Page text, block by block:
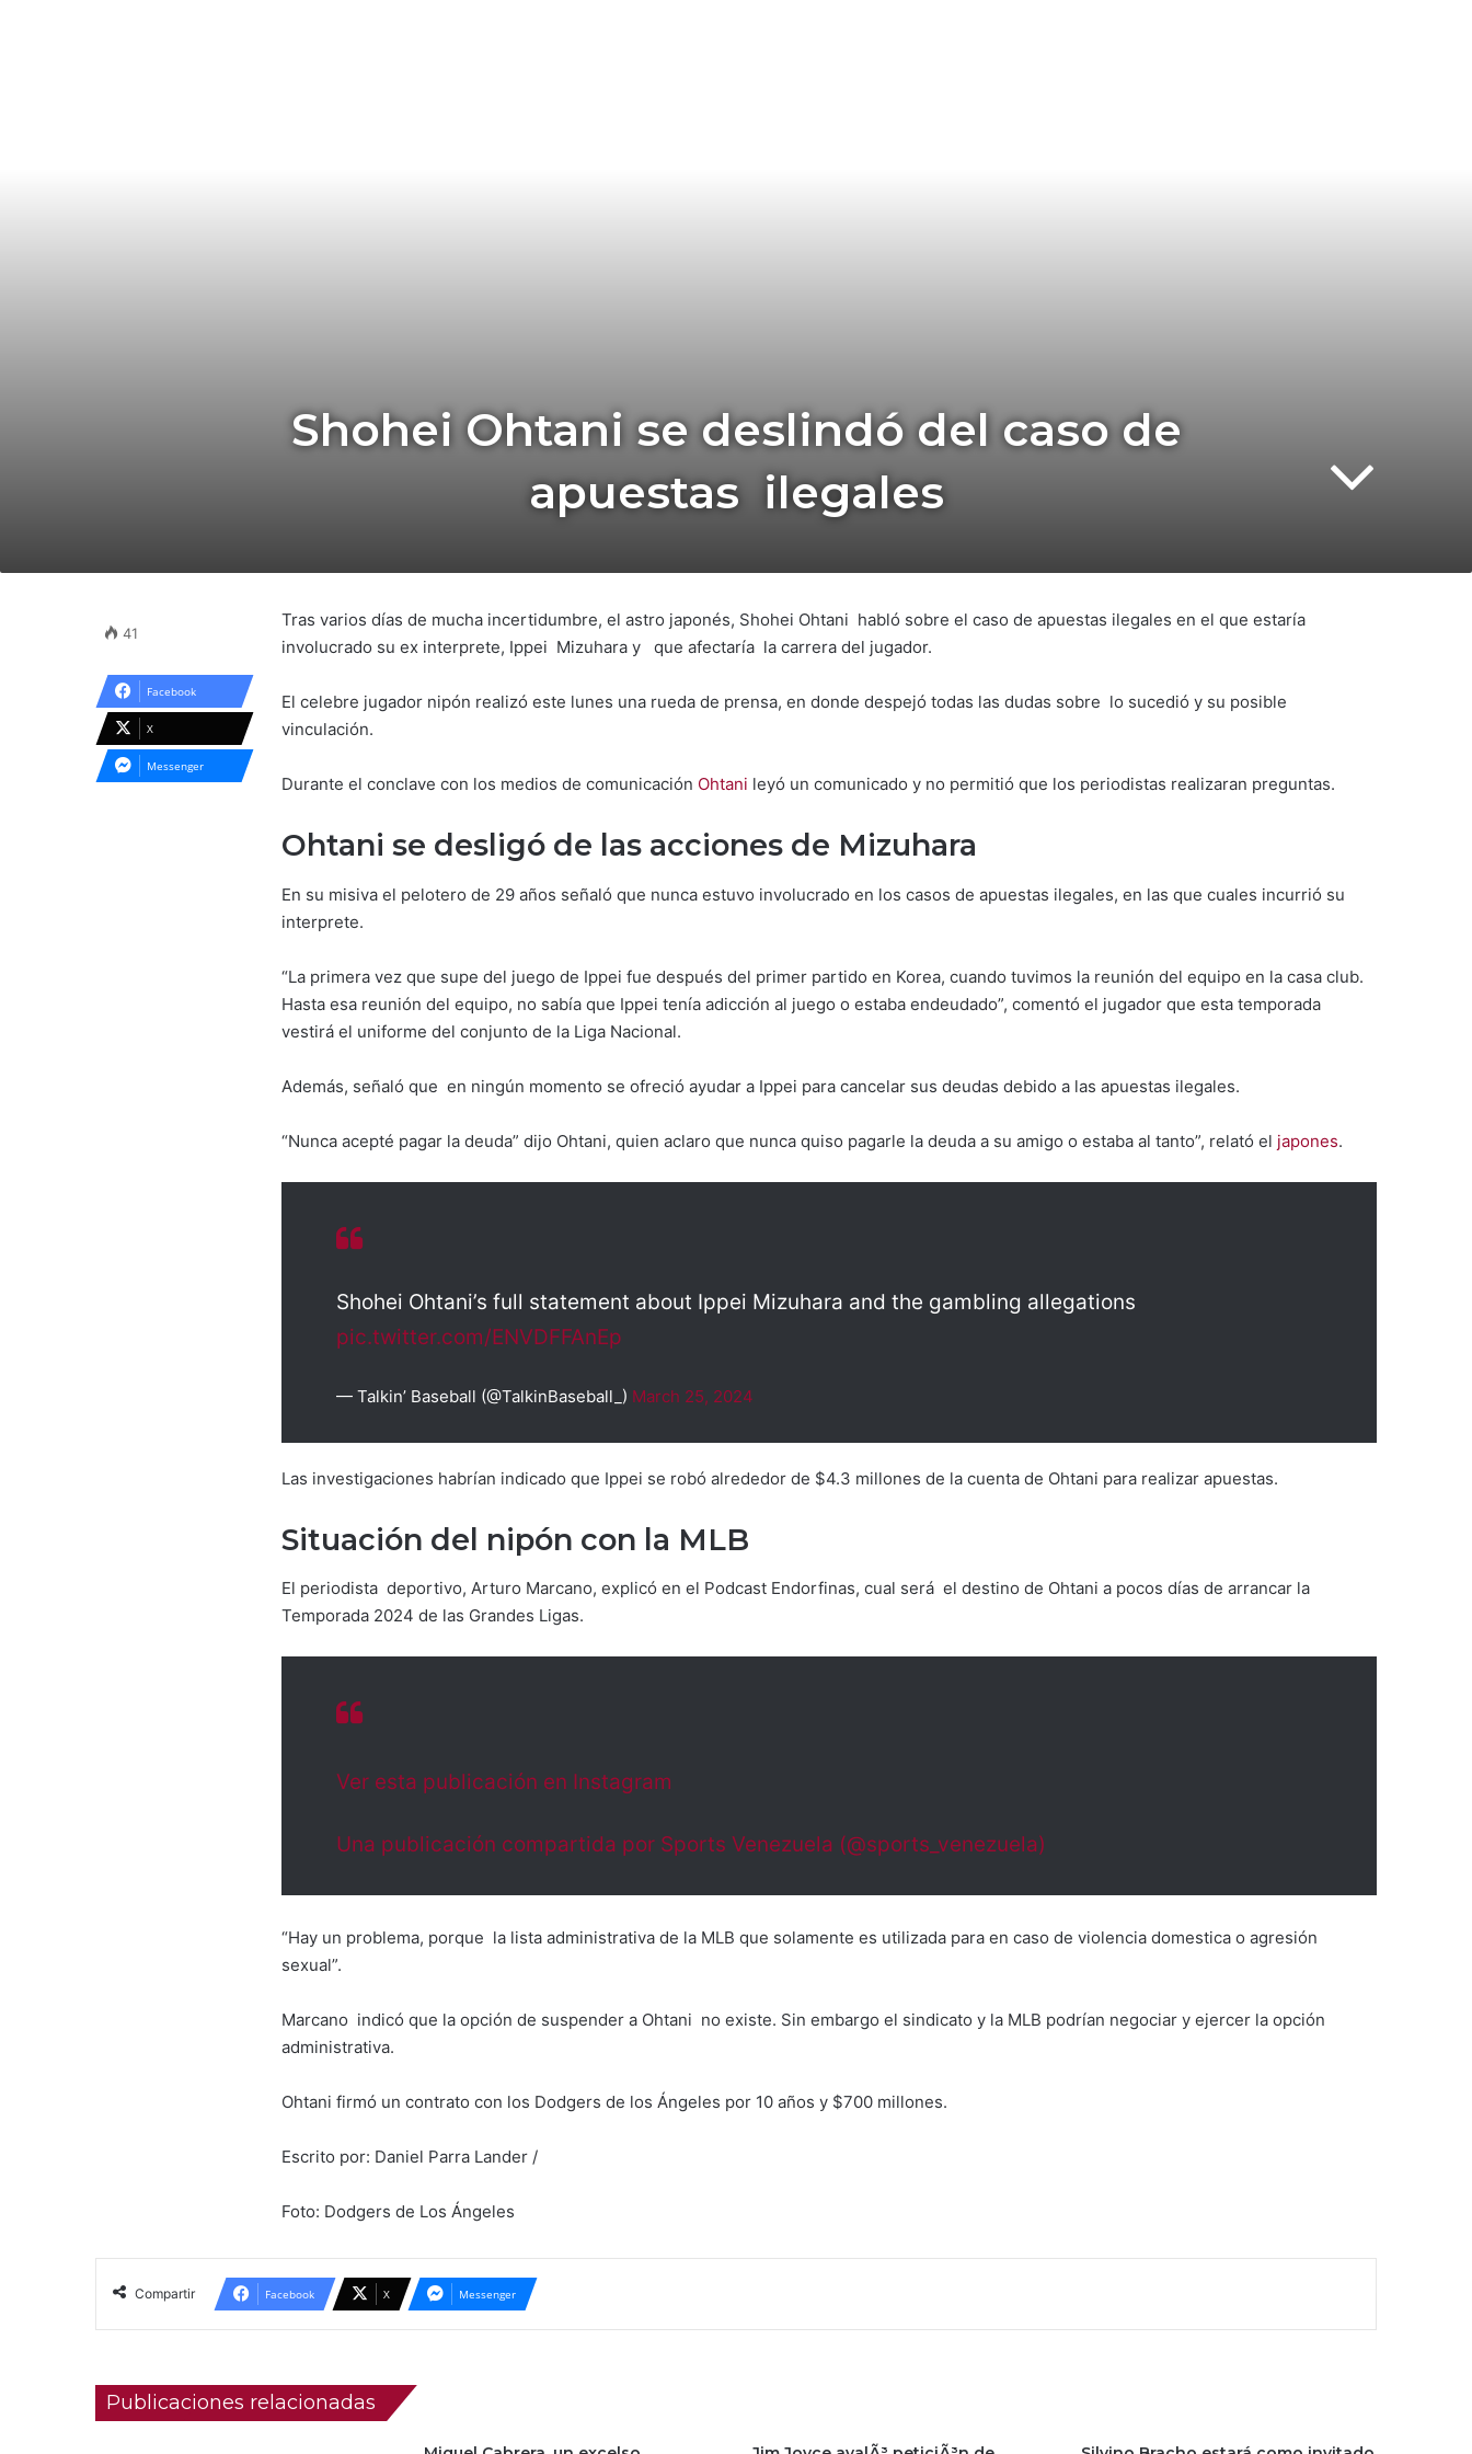
Shohei Ohtani se deslindó del caso de
apuestas ilegales
Tras varios días de mucha incertidumbre, el astro japonés, Shohei Ohtani habló sobre el caso de apuestas ilegales en el que estaría
involucrado su ex interprete, Ippei Mizuhara y que afectaría la carrera del jugador.
El celebre jugador nipón realizó este lunes una rueda de prensa, en donde despejó todas las dudas sobre lo sucedió y su posible
vinculación.
Durante el conclave con los medios de comunicación Ohtani leyó un comunicado y no permitió que los periodistas realizaran preguntas.
Ohtani se desligó de las acciones de Mizuhara
En su misiva el pelotero de 29 años señaló que nunca estuvo involucrado en los casos de apuestas ilegales, en las que cuales incurrió su
interprete.
“La primera vez que supe del juego de Ippei fue después del primer partido en Korea, cuando tuvimos la reunión del equipo en la casa club.
Hasta esa reunión del equipo, no sabía que Ippei tenía adicción al juego o estaba endeudado”, comentó el jugador que esta temporada
vestirá el uniforme del conjunto de la Liga Nacional.
Además, señaló que en ningún momento se ofreció ayudar a Ippei para cancelar sus deudas debido a las apuestas ilegales.
“Nunca acepté pagar la deuda” dijo Ohtani, quien aclaro que nunca quiso pagarle la deuda a su amigo o estaba al tanto”, relató el japones.
Shohei Ohtani’s full statement about Ippei Mizuhara and the gambling allegations
pic.twitter.com/ENVDFFAnEp
— Talkin’ Baseball (@TalkinBaseball_) March 25, 2024
Las investigaciones habrían indicado que Ippei se robó alrededor de $4.3 millones de la cuenta de Ohtani para realizar apuestas.
Situación del nipón con la MLB
El periodista deportivo, Arturo Marcano, explicó en el Podcast Endorfinas, cual será el destino de Ohtani a pocos días de arrancar la
Temporada 2024 de las Grandes Ligas.
Ver esta publicación en Instagram
Una publicación compartida por Sports Venezuela (@sports_venezuela)
“Hay un problema, porque la lista administrativa de la MLB que solamente es utilizada para en caso de violencia domestica o agresión
sexual”.
Marcano indicó que la opción de suspender a Ohtani no existe. Sin embargo el sindicato y la MLB podrían negociar y ejercer la opción
administrativa.
Ohtani firmó un contrato con los Dodgers de los Ángeles por 10 años y $700 millones.
Escrito por: Daniel Parra Lander /
Foto: Dodgers de Los Ángeles
41
Facebook
X
Messenger
Compartir Facebook X Messenger
Publicaciones relacionadas